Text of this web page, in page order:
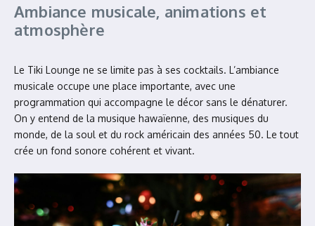
Ambiance musicale, animations et
atmosphère
Le Tiki Lounge ne se limite pas à ses cocktails. L’ambiance
musicale occupe une place importante, avec une
programmation qui accompagne le décor sans le dénaturer.
On y entend de la musique hawaïenne, des musiques du
monde, de la soul et du rock américain des années 50. Le tout
crée un fond sonore cohérent et vivant.